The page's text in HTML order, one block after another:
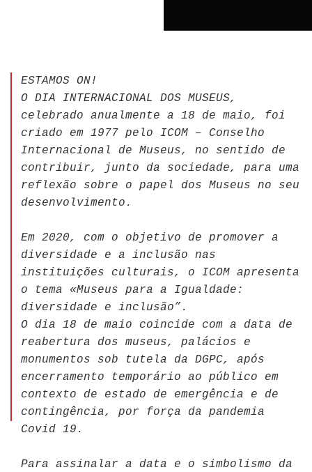
ESTAMOS ON!
O DIA INTERNACIONAL DOS MUSEUS,
celebrado anualmente a 18 de maio, foi
criado em 1977 pelo ICOM – Conselho
Internacional de Museus, no sentido de
contribuir, junto da sociedade, para uma
reflexão sobre o papel dos Museus no seu
desenvolvimento.
Em 2020, com o objetivo de promover a
diversidade e a inclusão nas
instituições culturais, o ICOM apresenta
o tema «Museus para a Igualdade:
diversidade e inclusão”.
O dia 18 de maio coincide com a data de
reabertura dos museus, palácios e
monumentos sob tutela da DGPC, após
encerramento temporário ao público em
contexto de estado de emergência e de
contingência, por força da pandemia
Covid 19.
Para assinalar a data e o simbolismo da